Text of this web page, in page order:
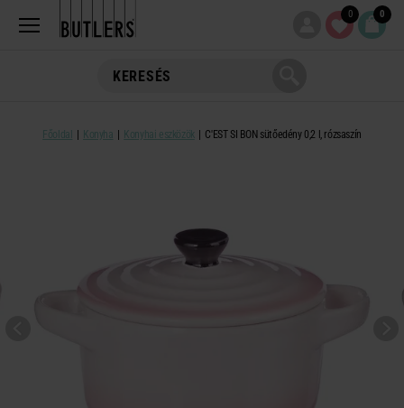
0 0
Főoldal Konyha Konyhai eszközök C'EST SI BON sütőedény 0,2 l, rózsaszín